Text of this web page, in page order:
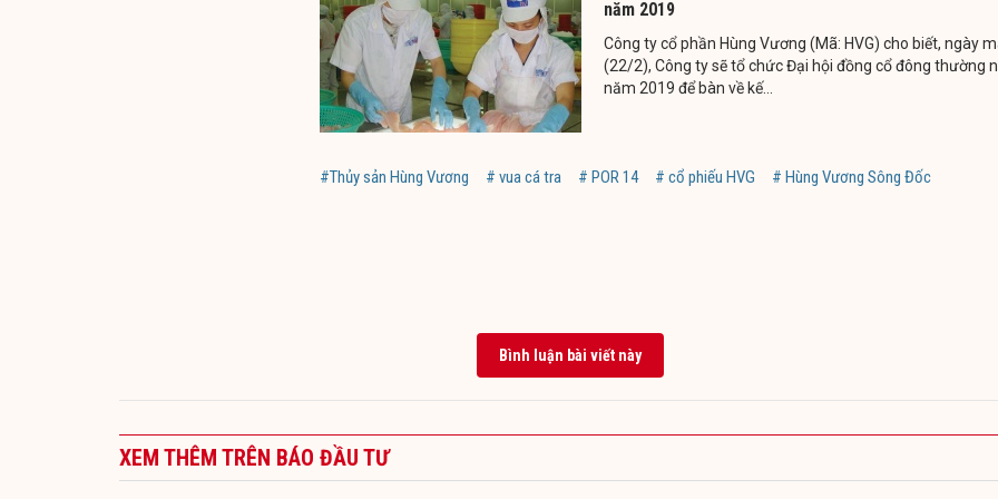
năm 2019
Công ty cổ phần Hùng Vương (Mã: HVG) cho biết, ngày
(22/2), Công ty sẽ tổ chức Đại hội đồng cổ đông thường
năm 2019 để bàn về kế...
#Thủy sản Hùng Vương # vua cá tra # POR 14 # cổ phiếu HVG # Hùng Vương Sông Đốc
Bình luận bài viết này
XEM THÊM TRÊN BÁO ĐẦU TƯ